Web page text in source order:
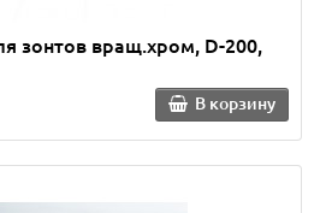
зонтов вращ.хром, D-200,
В корзину